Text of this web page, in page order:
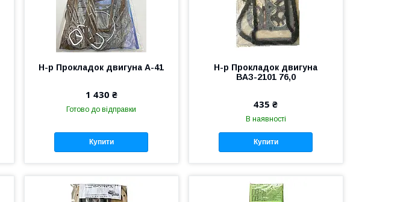
Н-р Прокладок двигуна А-41
1 430 ₴
Готово до відправки
Купити
Н-р Прокладок двигуна
ВАЗ-2101 76,0
435 ₴
В наявності
Купити